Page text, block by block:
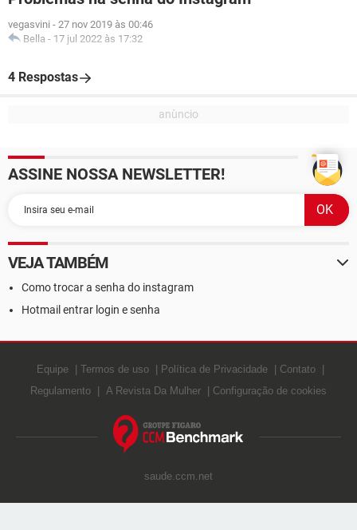
vegasvini - 27 nov 2019 às 00:46
Bella - 17 jul 2022 às 17:32
4 Respostas
ASSINE NOSSA NEWSLETTER!
VEJA TAMBÉM
Como trocar a senha do instagram
Hotmail entrar login e senha
Equipe Termos de uso Política de Privacidade
Contato
Regulamento
A Revista Da Mulher Configuração de cookies
saude.ccm.net